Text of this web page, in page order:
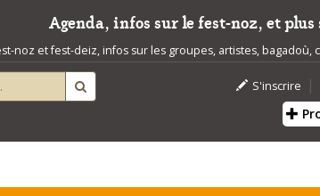
Agenda, infos sur le fest-noz, et
noz et fest-deiz, infos sur les groupes, artistes, bagadoù,
S'inscrire |